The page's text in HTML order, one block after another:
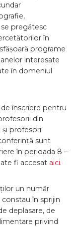
pregătesc
în
programe
interesate
în domeniul
înscriere pentru
din
și profesori
sunt
în perioada 8 –
fi accesat aici.
un număr
în sprijin
deplasare, de
privind